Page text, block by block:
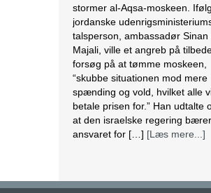
stormer al-Aqsa-moskeen.
jordanske
talsperson, ambassadør Sinan
Majali, ville et angreb på
forsøg på at tømme moskeen,
“skubbe situationen mod mere
spænding og vold, hvilket alle
betale prisen for.” Han udtalte
at den israelske regering bærer
ansvaret for […] [Læs mere...]
Purwakarta